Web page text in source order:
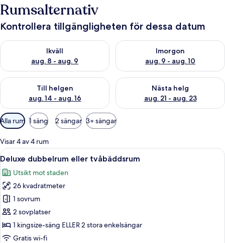
Rumsalternativ
Kontrollera tillgängligheten för dessa datum
Ikväll
aug. 8 - aug. 9
Kontrollera tillgängligheten för ikväll aug. 8 - aug. 9
Imorgon
aug. 9 - aug. 10
Kontrollera tillgängligheten
Till helgen
aug. 14 - aug. 16
Kontrollera tillgängligheten för den här helgen aug. 14 - aug.
Nästa helg
aug. 21 - aug. 23
Kontrollera tillgängligheten
Tillgängliga
filter
för
rum
Alla rum 1 säng 2 sängar 3+ sängar
Visar 4 av 4 rum
Öppna
alla
foton
för
Deluxe
dubbelrum
eller
tvåbäddsrum
Ett hotellrum med en stor säng, ett
21
Deluxe dubbelrum eller tvåbäddsrum
Utsikt mot staden
26 kvadratmeter
1 sovrum
2 sovplatser
1 kingsize-säng ELLER 2 stora enkelsängar
Gratis wi-fi